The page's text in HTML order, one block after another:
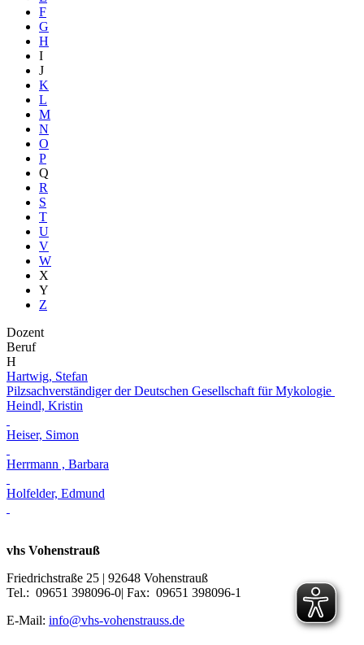
F
G
H
I
J
K
L
M
N
O
P
Q
R
S
T
U
V
W
X
Y
Z
Dozent
Beruf
H
Hartwig, Stefan
Pilzsachverständiger der Deutschen Gesellschaft für Mykologie
Heindl, Kristin
Heiser, Simon
Herrmann , Barbara
Holfelder, Edmund
vhs Vohenstrauß
Friedrichstraße 25 | 92648 Vohenstrauß
Tel.: 09651 398096-0| Fax: 09651 398096-1
E-Mail: info@vhs-vohenstrauss.de